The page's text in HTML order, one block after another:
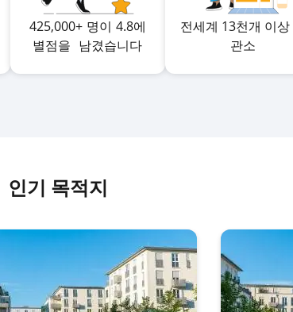
425,000+ 명이 4.8에
별점을 남겼습니다
전세계 13천개 이상
관소
인기 목적지